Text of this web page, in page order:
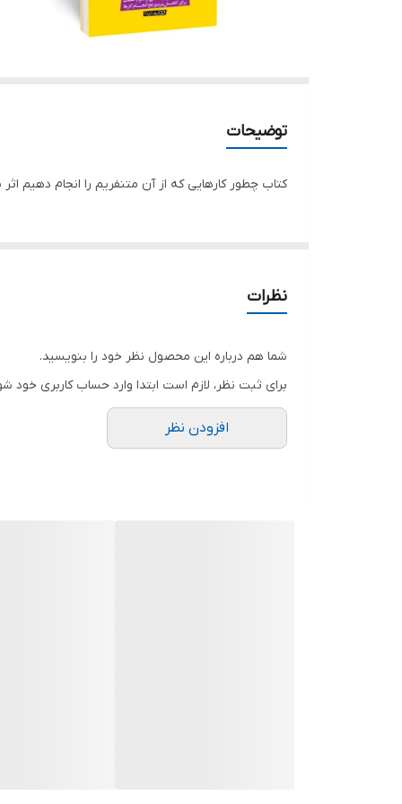
توضیحات
کتاب چطور کارهایی که از آن متنفریم را انجام دهیم اثر پیتر
نظرات
شما هم درباره این محصول نظر خود را بنویسید.
برای ثبت نظر، لازم است ابتدا وارد حساب کاربری خود
افزودن نظر